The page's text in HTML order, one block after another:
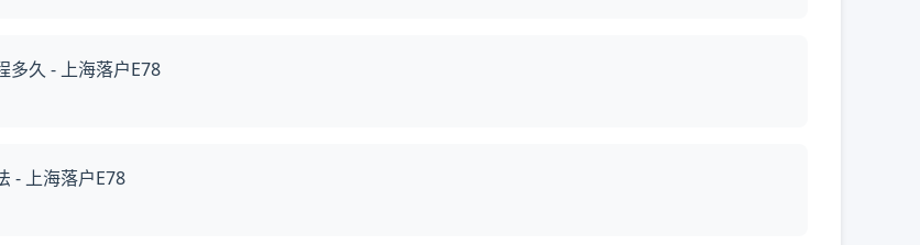
多久 - 上海落户E78
- 上海落户E78